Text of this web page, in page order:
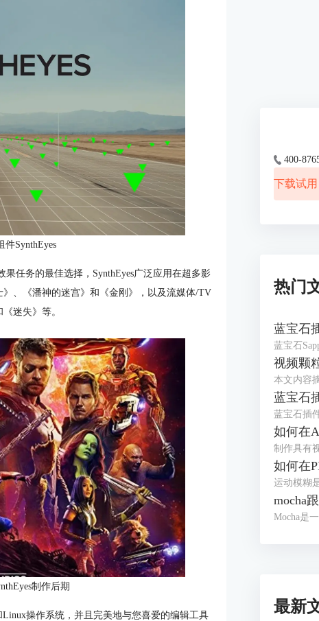
件SynthEyes
任务的最佳选择，SynthEyes广泛应用在超多影
、《潘神的迷宫》和《金刚》，以及流媒体/TV
迷失》等。
制作后期
Linux操作系统，并且完美地与您喜爱的编辑工具
400-
下载试用
热门
最新